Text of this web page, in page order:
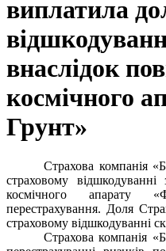
виплатила
внаслідок
космічного
Грунт»
Страхова компанія
страховому відшкодуванні
космічного апарату
перестрахування. Доля
страховому відшкодуванні
Страхова компанія